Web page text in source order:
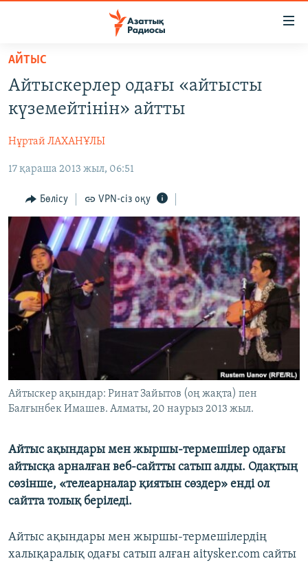
Skip
main
content
Skip
to
Navigation
Search
AZATTYQTV
ҚАҢТАР ОҚИҒАСЫ
АДАМ ҚҰҚЫҚТАРЫ
ӘЛЕУМЕТ
ӘЛЕМ
АРНАЙЫ ЖОБАЛАР
Русский
ЖАЗЫЛЫҢЫЗ
Басқа тілдерде
АЙТЫС
Айтыскерлер одағы «айтысты
күземейтінін» айтты
Нұртай ЛАХАНҰЛЫ
17 қараша 2013 жыл, 06:51
Бөлісу VPN-сіз оқу
Айтыскер ақындар: Ринат Зайытов (оң жақта) пен
Балғынбек Имашев. Алматы, 20 наурыз 2013 жыл.
Айтыс ақындары мен жыршы-термешілер одағы
айтысқа арналған веб-сайтты сатып алды. Одақтың
сөзінше, «телеарналар қиятын сөздер» енді ол
сайтта толық беріледі.
Айтыс ақындары мен жыршы-термешілердің
халықаралық одағы сатып алған aitysker.com сайты